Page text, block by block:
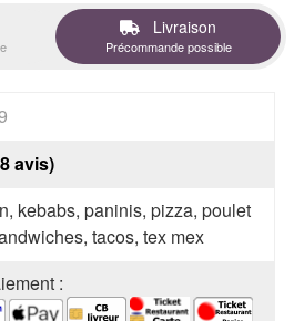
Livraison
Précommande possible
avis)
kebabs, paninis, pizza, poulet
tacos, tex mex
: